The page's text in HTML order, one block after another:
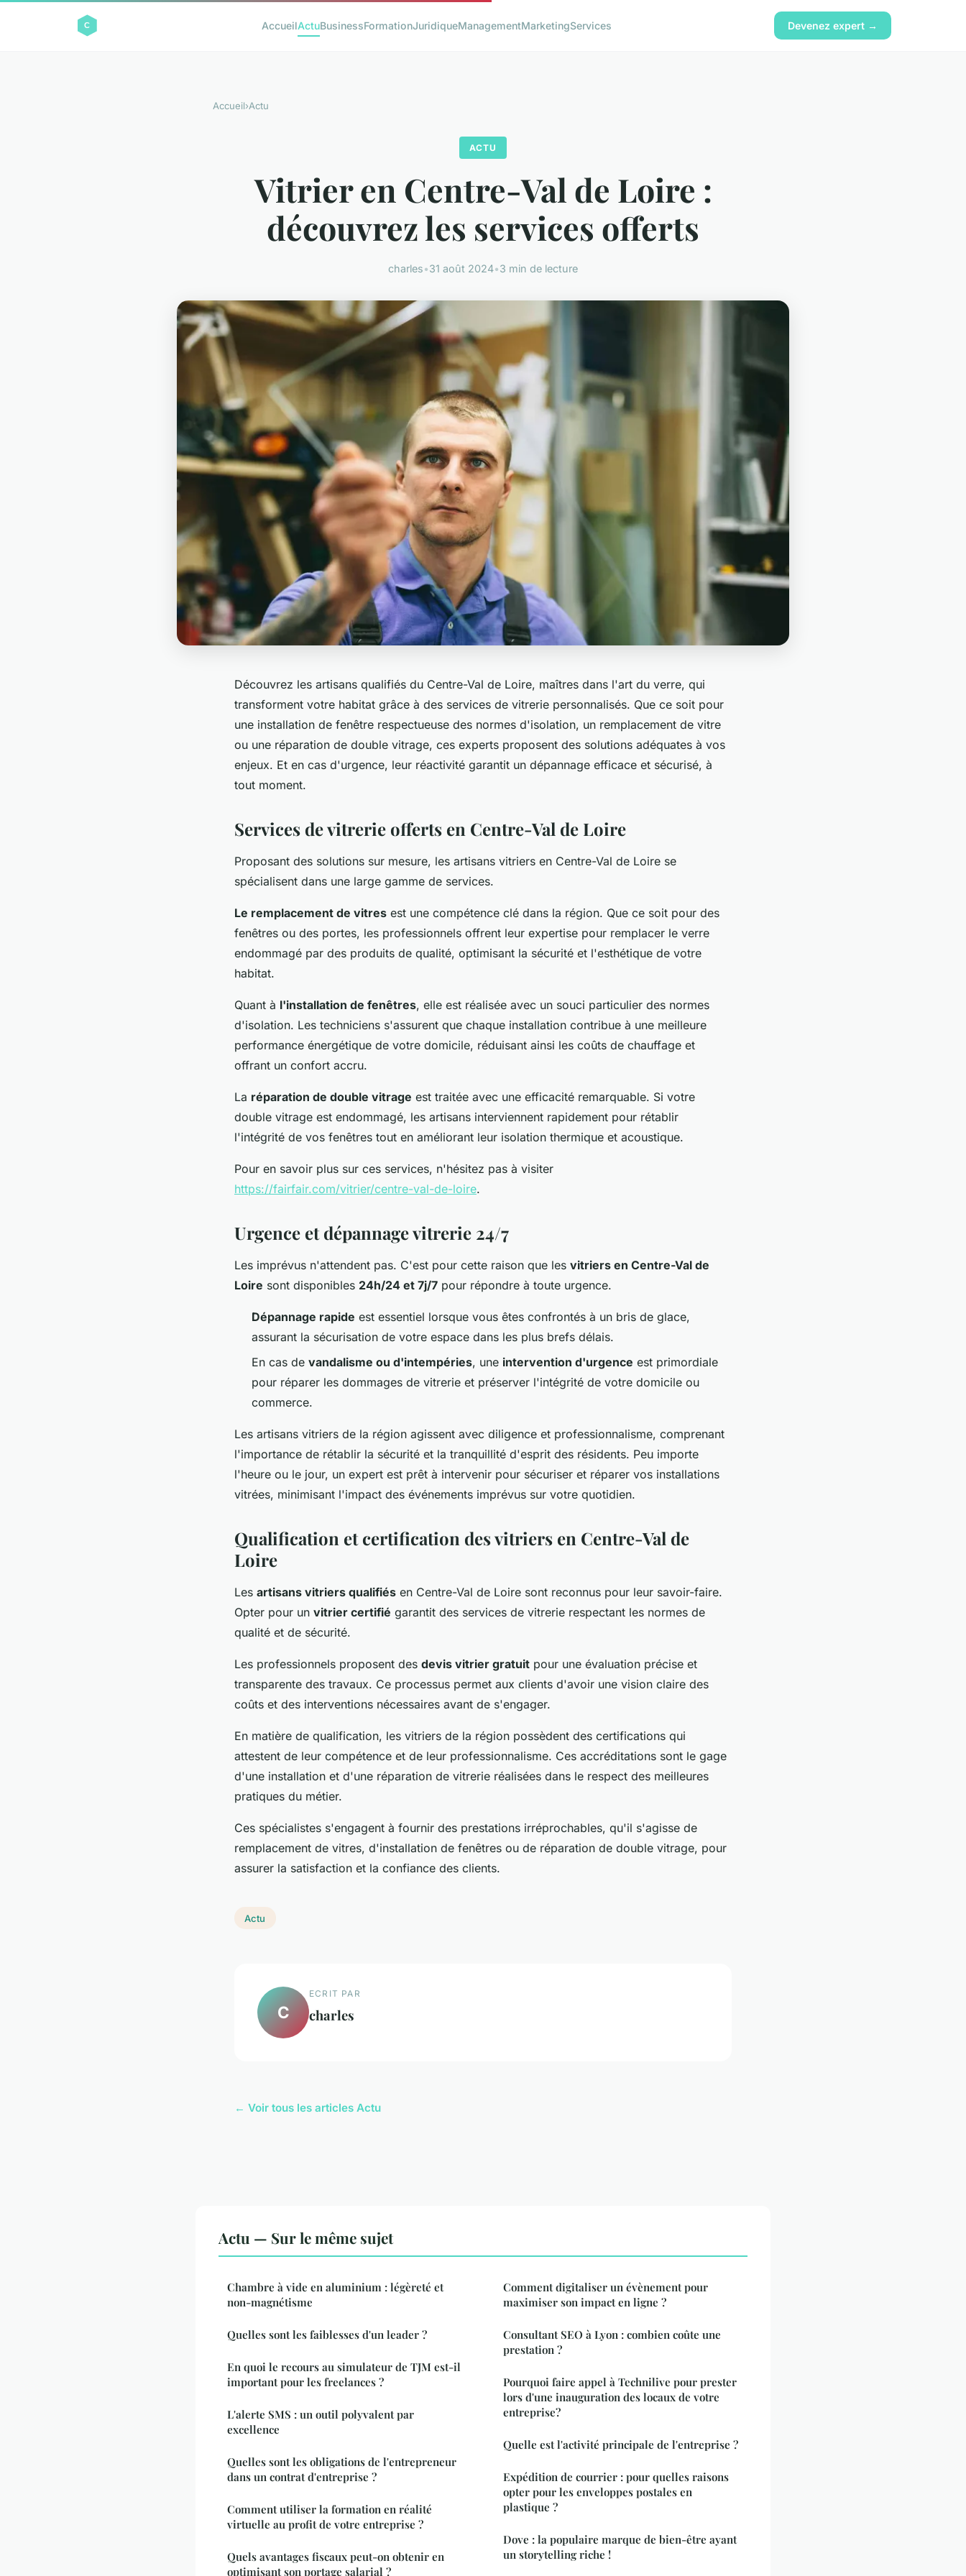
AccueilActuBusinessFormationJuridiqueManagementMarketingServices Devenez expert →
Accueil›Actu
ACTU
Vitrier en Centre-Val de Loire :
découvrez les services offerts
charles•31 août 2024•3 min de lecture
Découvrez les artisans qualifiés du Centre-Val de Loire, maîtres dans l'art du verre, qui
transforment votre habitat grâce à des services de vitrerie personnalisés. Que ce soit pour
une installation de fenêtre respectueuse des normes d'isolation, un remplacement de vitre
ou une réparation de double vitrage, ces experts proposent des solutions adéquates à vos
enjeux. Et en cas d'urgence, leur réactivité garantit un dépannage efficace et sécurisé, à
tout moment.
Services de vitrerie offerts en Centre-Val de Loire
Proposant des solutions sur mesure, les artisans vitriers en Centre-Val de Loire se
spécialisent dans une large gamme de services.
Le remplacement de vitres est une compétence clé dans la région. Que ce soit pour des
fenêtres ou des portes, les professionnels offrent leur expertise pour remplacer le verre
endommagé par des produits de qualité, optimisant la sécurité et l'esthétique de votre
habitat.
Quant à l'installation de fenêtres, elle est réalisée avec un souci particulier des normes
d'isolation. Les techniciens s'assurent que chaque installation contribue à une meilleure
performance énergétique de votre domicile, réduisant ainsi les coûts de chauffage et
offrant un confort accru.
La réparation de double vitrage est traitée avec une efficacité remarquable. Si votre
double vitrage est endommagé, les artisans interviennent rapidement pour rétablir
l'intégrité de vos fenêtres tout en améliorant leur isolation thermique et acoustique.
Pour en savoir plus sur ces services, n'hésitez pas à visiter
https://fairfair.com/vitrier/centre-val-de-loire.
Urgence et dépannage vitrerie 24/7
Les imprévus n'attendent pas. C'est pour cette raison que les vitriers en Centre-Val de
Loire sont disponibles 24h/24 et 7j/7 pour répondre à toute urgence.
Dépannage rapide est essentiel lorsque vous êtes confrontés à un bris de glace,
assurant la sécurisation de votre espace dans les plus brefs délais.
En cas de vandalisme ou d'intempéries, une intervention d'urgence est primordiale
pour réparer les dommages de vitrerie et préserver l'intégrité de votre domicile ou
commerce.
Les artisans vitriers de la région agissent avec diligence et professionnalisme, comprenant
l'importance de rétablir la sécurité et la tranquillité d'esprit des résidents. Peu importe
l'heure ou le jour, un expert est prêt à intervenir pour sécuriser et réparer vos installations
vitrées, minimisant l'impact des événements imprévus sur votre quotidien.
Qualification et certification des vitriers en Centre-Val de
Loire
Les artisans vitriers qualifiés en Centre-Val de Loire sont reconnus pour leur savoir-faire.
Opter pour un vitrier certifié garantit des services de vitrerie respectant les normes de
qualité et de sécurité.
Les professionnels proposent des devis vitrier gratuit pour une évaluation précise et
transparente des travaux. Ce processus permet aux clients d'avoir une vision claire des
coûts et des interventions nécessaires avant de s'engager.
En matière de qualification, les vitriers de la région possèdent des certifications qui
attestent de leur compétence et de leur professionnalisme. Ces accréditations sont le gage
d'une installation et d'une réparation de vitrerie réalisées dans le respect des meilleures
pratiques du métier.
Ces spécialistes s'engagent à fournir des prestations irréprochables, qu'il s'agisse de
remplacement de vitres, d'installation de fenêtres ou de réparation de double vitrage, pour
assurer la satisfaction et la confiance des clients.
Actu
C
ECRIT PAR
charles
← Voir tous les articles Actu
Actu — Sur le même sujet
Chambre à vide en aluminium : légèreté et
non-magnétisme
Quelles sont les faiblesses d'un leader ?
En quoi le recours au simulateur de TJM est-il
important pour les freelances ?
L'alerte SMS : un outil polyvalent par
excellence
Quelles sont les obligations de l'entrepreneur
dans un contrat d'entreprise ?
Comment utiliser la formation en réalité
virtuelle au profit de votre entreprise ?
Quels avantages fiscaux peut-on obtenir en
optimisant son portage salarial ?
Comment digitaliser un évènement pour
maximiser son impact en ligne ?
Consultant SEO à Lyon : combien coûte une
prestation ?
Pourquoi faire appel à Technilive pour prester
lors d'une inauguration des locaux de votre
entreprise?
Quelle est l'activité principale de l'entreprise ?
Expédition de courrier : pour quelles raisons
opter pour les enveloppes postales en
plastique ?
Dove : la populaire marque de bien-être ayant
un storytelling riche !